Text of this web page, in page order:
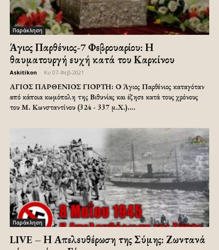
Παράκληση
Άγιος Παρθένιος-7 Φεβρουαρίου: Η
θαυματουργή ευχή κατά του Καρκίνου
Askitikon Κυ 07-Φεβ-2021
ΑΓΙΟΣ ΠΑΡΘΕΝΙΟΣ ΓΙΟΡΤΗ: Ο Άγιος Παρθένιος καταγόταν
από κάποια κωμόπολη της Βιθυνίας και έζησε κατά τους χρόνους
του Μ. Κωνσταντίνου (324 - 337 μ.Χ.)....
Παράκληση
LIVE – Η Απελευθέρωση της Σύμης: Ζωντανά